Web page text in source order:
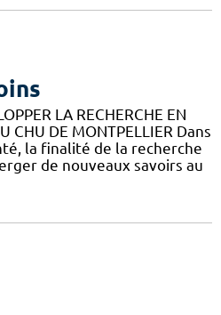
LA RECHERCHE EN
CHU DE MONTPELLIER Dans
la finalité de la recherche
de nouveaux savoirs au